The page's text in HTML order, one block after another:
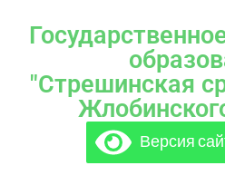
"Стрешинская
Версия